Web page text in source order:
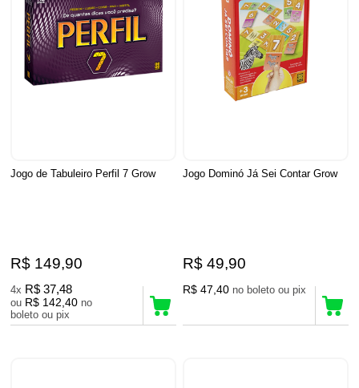
Jogo de Tabuleiro Perfil 7 Grow
R$ 149,90
4x R$ 37,48
ou R$ 142,40 no
boleto ou pix
Jogo Dominó Já Sei Contar Grow
R$ 49,90
R$ 47,40 no boleto ou pix